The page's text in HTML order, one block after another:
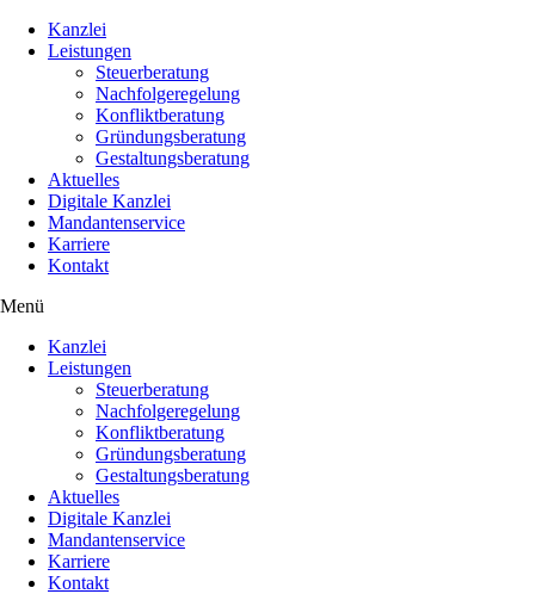
Kanzlei
Leistungen
Steuerberatung
Nachfolgeregelung
Konfliktberatung
Gründungsberatung
Gestaltungsberatung
Aktuelles
Digitale Kanzlei
Mandantenservice
Karriere
Kontakt
Menü
Kanzlei
Leistungen
Steuerberatung
Nachfolgeregelung
Konfliktberatung
Gründungsberatung
Gestaltungsberatung
Aktuelles
Digitale Kanzlei
Mandantenservice
Karriere
Kontakt